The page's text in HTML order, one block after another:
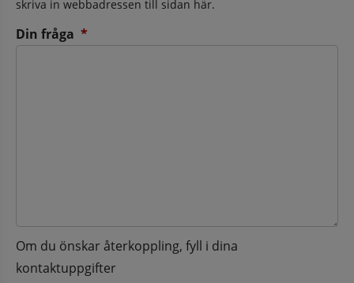
skriva in webbadressen till sidan här.
Din fråga *
Om du önskar återkoppling, fyll i dina
kontaktuppgifter